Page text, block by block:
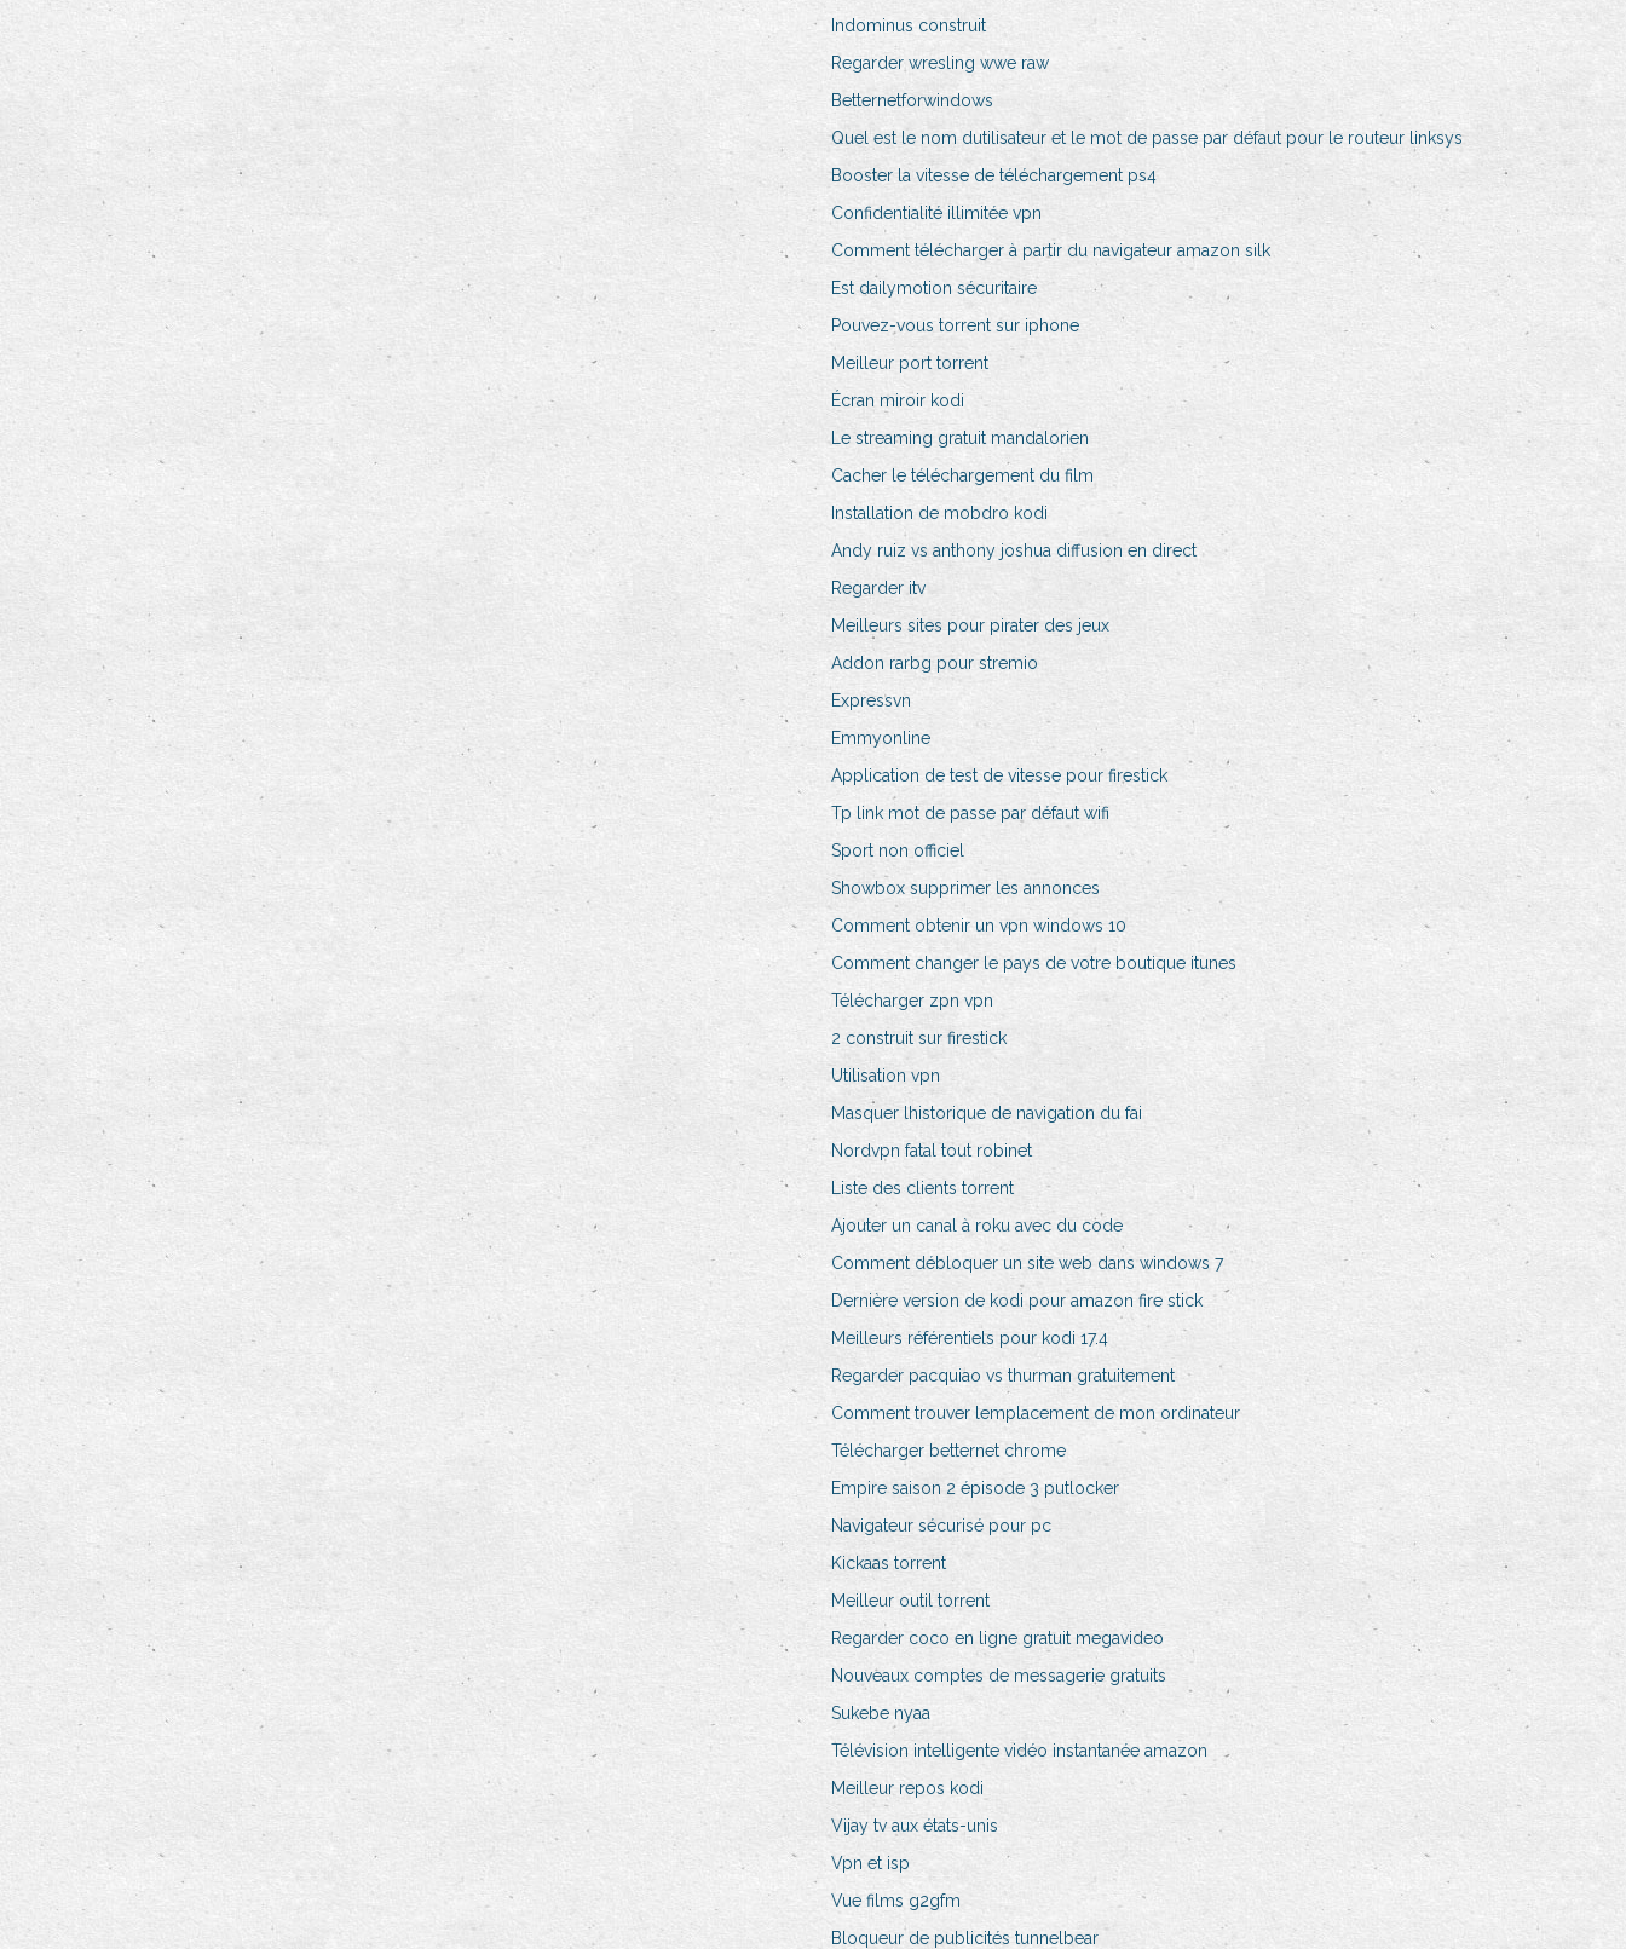
Indominus construit
Regarder wresling wwe raw
Betternetforwindows
Quel est le nom dutilisateur et le mot de passe par défaut pour le routeur linksys
Booster la vitesse de téléchargement ps4
Confidentialité illimitée vpn
Comment télécharger à partir du navigateur amazon silk
Est dailymotion sécuritaire
Pouvez-vous torrent sur iphone
Meilleur port torrent
Écran miroir kodi
Le streaming gratuit mandalorien
Cacher le téléchargement du film
Installation de mobdro kodi
Andy ruiz vs anthony joshua diffusion en direct
Regarder itv
Meilleurs sites pour pirater des jeux
Addon rarbg pour stremio
Expressvn
Emmyonline
Application de test de vitesse pour firestick
Tp link mot de passe par défaut wifi
Sport non officiel
Showbox supprimer les annonces
Comment obtenir un vpn windows 10
Comment changer le pays de votre boutique itunes
Télécharger zpn vpn
2 construit sur firestick
Utilisation vpn
Masquer lhistorique de navigation du fai
Nordvpn fatal tout robinet
Liste des clients torrent
Ajouter un canal à roku avec du code
Comment débloquer un site web dans windows 7
Dernière version de kodi pour amazon fire stick
Meilleurs référentiels pour kodi 17.4
Regarder pacquiao vs thurman gratuitement
Comment trouver lemplacement de mon ordinateur
Télécharger betternet chrome
Empire saison 2 épisode 3 putlocker
Navigateur sécurisé pour pc
Kickaas torrent
Meilleur outil torrent
Regarder coco en ligne gratuit megavideo
Nouveaux comptes de messagerie gratuits
Sukebe nyaa
Télévision intelligente vidéo instantanée amazon
Meilleur repos kodi
Vijay tv aux états-unis
Vpn et isp
Vue films g2gfm
Bloqueur de publicités tunnelbear